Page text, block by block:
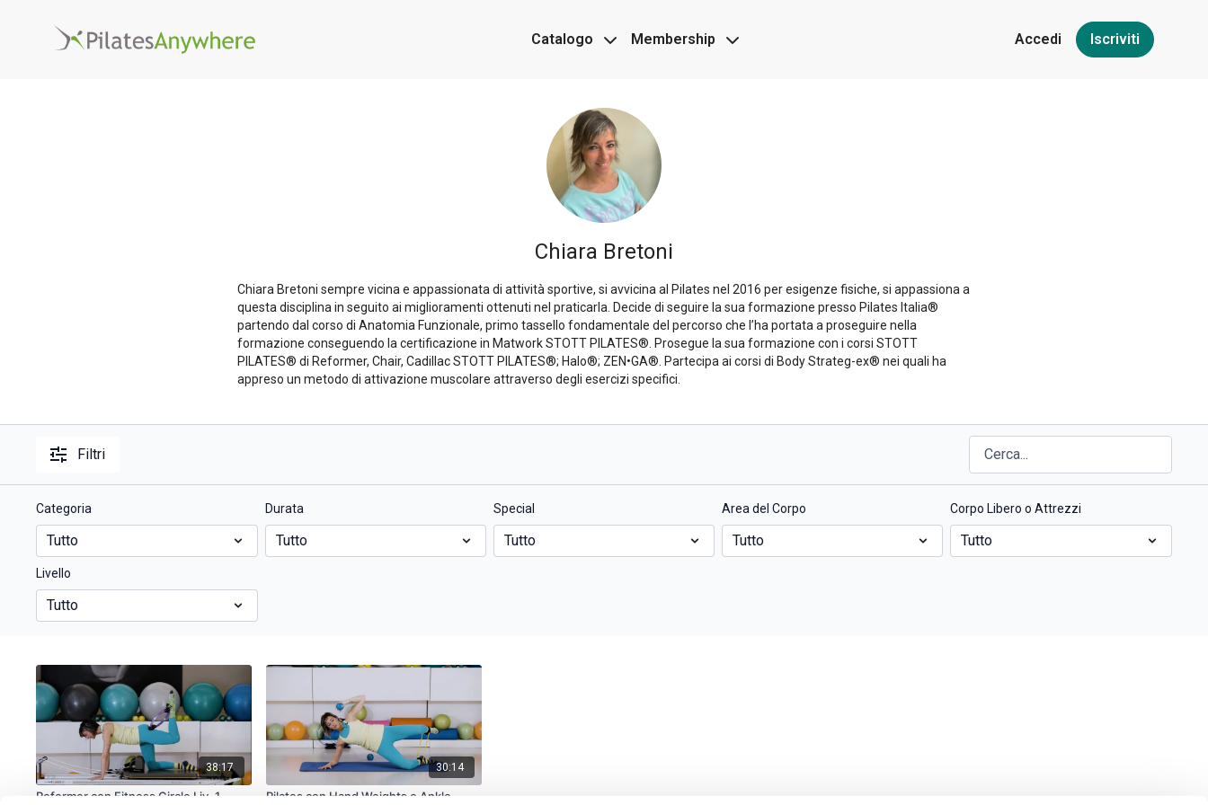
Catalogo Membership Accedi Iscriviti
Chiara Bretoni
Chiara Bretoni sempre vicina e appassionata di attività sportive, si avvicina al Pilates nel 2016 per esigenze fisiche, si appassiona a
questa disciplina in seguito ai miglioramenti ottenuti nel praticarla. Decide di seguire la sua formazione presso Pilates Italia®
partendo dal corso di Anatomia Funzionale, primo tassello fondamentale del percorso che l’ha portata a proseguire nella
formazione conseguendo la certificazione in Matwork STOTT PILATES®. Prosegue la sua formazione con i corsi STOTT
PILATES® di Reformer, Chair, Cadillac STOTT PILATES®; Halo®; ZEN•GA®. Partecipa ai corsi di Body Strateg-ex® nei quali ha
appreso un metodo di attivazione muscolare attraverso degli esercizi specifici.
Filtri
Categoria Durata Special Area del Corpo Corpo Libero o Attrezzi
Livello
38:17
Reformer con Fitness Circle Liv. 1
30:14
Pilates con Hand Weights e Ankle